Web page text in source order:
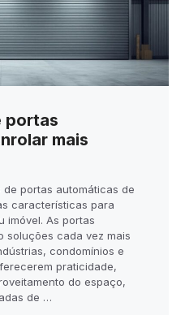
portas
mais
portas automáticas de
características para
imóvel. As portas
soluções cada vez mais
condomínios e
praticidade,
do espaço,
de …